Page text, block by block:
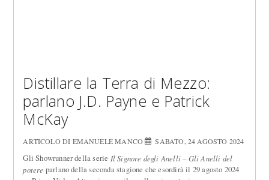
Distillare la Terra di Mezzo:
parlano J.D. Payne e Patrick
McKay
ARTICOLO DI EMANUELE MANCO SABATO, 24 AGOSTO 2024
Gli Showrunner della serie Il Signore degli Anelli – Gli Anelli del
potere parlano della seconda stagione che esordirà il 29 agosto 2024